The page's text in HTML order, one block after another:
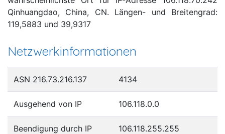
Qinhuangdao, China, CN. Längen- und Breitengrad:
119,5883 und 39,9317
Netzwerkinformationen
ASN 216.73.216.137 4134
Ausgehend von IP 106.118.0.0
Beendigung durch IP 106.118.255.255